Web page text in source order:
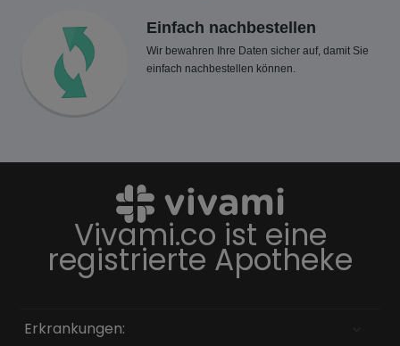
Einfach nachbestellen
Wir bewahren Ihre Daten sicher auf, damit Sie
einfach nachbestellen können.
Vivami.co ist eine
registrierte Apotheke
Erkrankungen: